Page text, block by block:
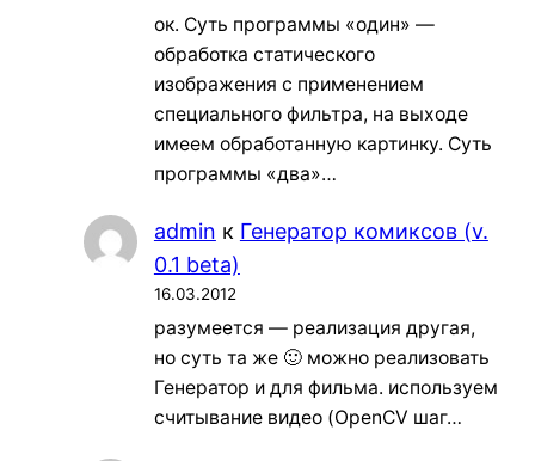
ок. Суть программы «один» —
обработка статического
изображения с применением
специального фильтра, на выходе
имеем обработанную картинку. Суть
программы «два»…
admin к Генератор комиксов (v.
0.1 beta)
16.03.2012
разумеется — реализация другая,
но суть та же 🙂 можно реализовать
Генератор и для фильма. используем
считывание видео (OpenCV шаг…